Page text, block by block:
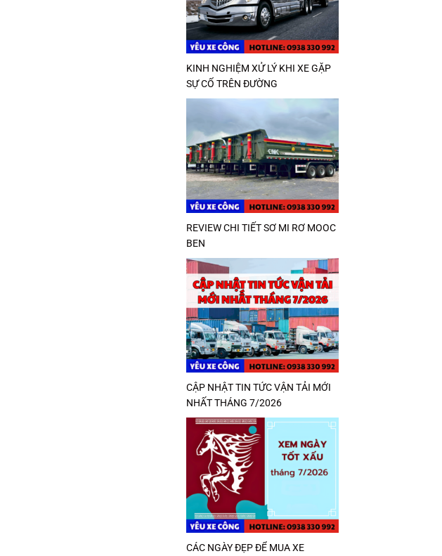
KINH NGHIỆM XỬ LÝ KHI XE GẶP
SỰ CỐ TRÊN ĐƯỜNG
REVIEW CHI TIẾT SƠ MI RƠ MOOC
BEN
CẬP NHẬT TIN TỨC VẬN TẢI MỚI
NHẤT THÁNG 7/2026
CÁC NGÀY ĐẸP ĐỂ MUA XE